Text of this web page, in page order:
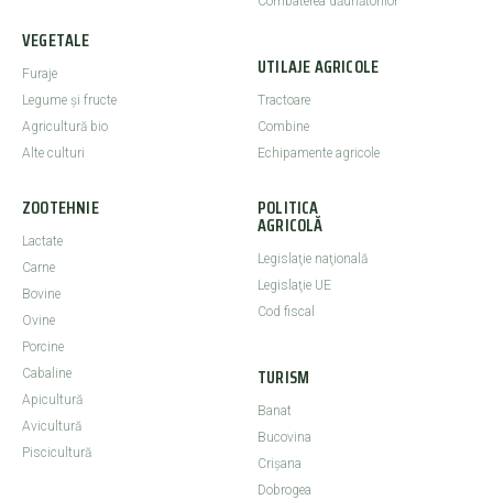
VEGETALE
Furaje
Legume şi fructe
Agricultură bio
Alte culturi
UTILAJE AGRICOLE
Tractoare
Combine
Echipamente agricole
ZOOTEHNIE
Lactate
Carne
Bovine
Ovine
Porcine
Cabaline
Apicultură
Avicultură
Piscicultură
POLITICA
AGRICOLĂ
Legislaţie naţională
Legislaţie UE
Cod fiscal
TURISM
Banat
Bucovina
Crişana
Dobrogea